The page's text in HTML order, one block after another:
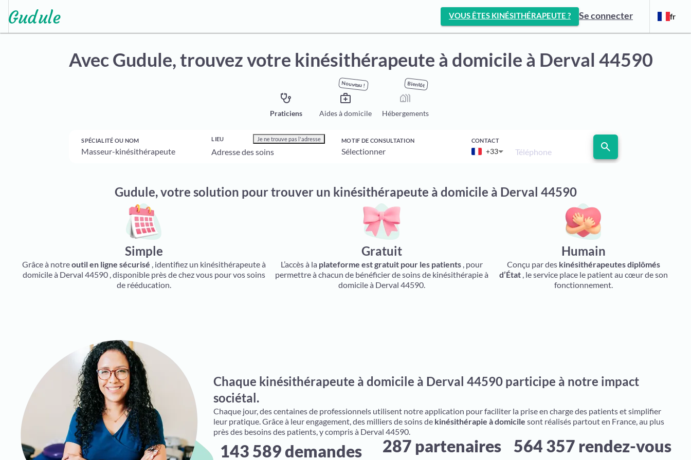
VOUS ÊTES KINÉSITHÉRAPEUTE ? Se connecter fr
Avec Gudule,trouvez votre kinésithérapeute à domicile à Derval 44590
stethoscope
Praticiens
Nouveau !
medical_services
Aides à domicile
Bientôt
holiday_village
Hébergements
SPÉCIALITÉ OU NOM LIEU Je ne trouve pas l'adresse MOTIF DE CONSULTATION CONTACT
+33 Téléphone search
Gudule, votre solution pour trouver un kinésithérapeute à domicile à Derval 44590
Simple
Grâce à notreoutil en ligne sécurisé , identifiez un kinésithérapeute à
domicile à Derval 44590 , disponible près de chez vous pour vos soins
de rééducation.
Gratuit
L’accès à la plateforme est gratuit pour les patients , pour
permettre à chacun de bénéficier de soins de kinésithérapie à
domicile à Derval 44590.
Humain
Conçu par des kinésithérapeutes diplômés
d’État, le service place le patient au cœur de son
fonctionnement.
Chaque kinésithérapeute à domicile à Derval 44590 participe à notre impact
sociétal.
Chaque jour, des centaines de professionnels utilisent notre application pour faciliter la prise en charge des patients et simplifier
leur pratique. Grâce à leur engagement, des milliers de soins de kinésithérapie à domicile sont réalisés partout en France, au plus
près des besoins des patients, y compris à Derval 44590.
143 589 demandes 287 partenaires 564 357 rendez-vous